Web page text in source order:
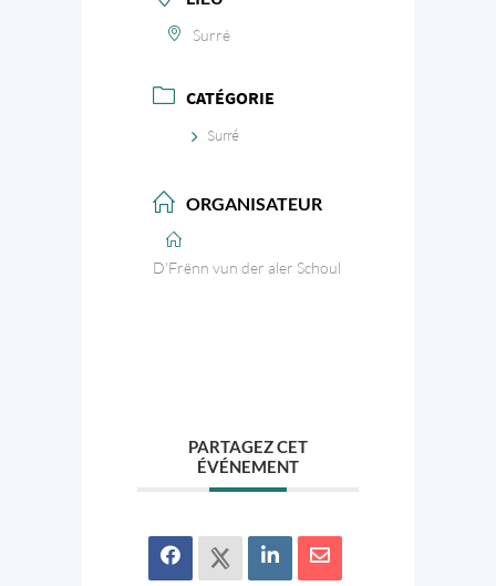
Surré
CATÉGORIE
Surré
ORGANISATEUR
D'Frënn vun der aler Schoul
PARTAGEZ CET
ÉVÉNEMENT